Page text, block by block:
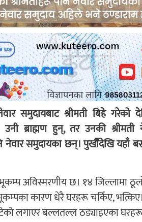
समुदायबाट श्रीमती बिहे गरेको
उनी ब्राह्मण हुन्, तर उनकी
नेवार समुदायका छन्। पुर्खौंदेखि
अविस्मरणीय छ। १४ जिल्लामा
कारण धेरै घरहरू चर्किए,
लगाएर बल्लतल्ल ठड्याइएका